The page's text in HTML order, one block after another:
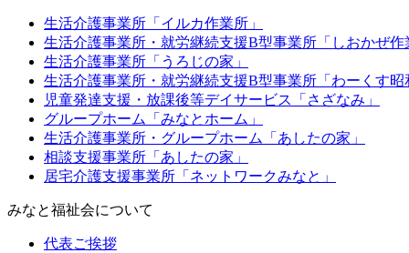
生活介護事業所「イルカ作業所」
生活介護事業所・就労継続支援B型事業所「しおかぜ作
生活介護事業所「うろじの家」
生活介護事業所・就労継続支援B型事業所「わーくす昭
児童発達支援・放課後等デイサービス「さざなみ」
グループホーム「みなとホーム」
生活介護事業所・グループホーム「あしたの家」
相談支援事業所「あしたの家」
居宅介護支援事業所「ネットワークみなと」
みなと福祉会について
代表ご挨拶